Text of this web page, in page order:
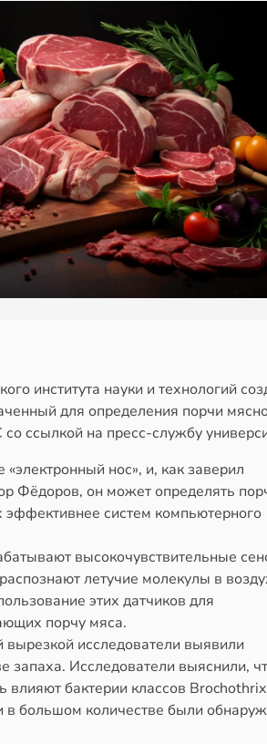
института науки и технологий
для определения порчи
ссылкой на пресс-службу
нос», и, как заверил
Фёдоров, он может определять
эффективнее систем компьютерного
высокочувствительные
летучие молекулы в
этих датчиков для
порчу мяса.
вырезкой исследователи выявили
запаха. Исследователи выяснили,
влияют бактерии классов
в большом количестве были